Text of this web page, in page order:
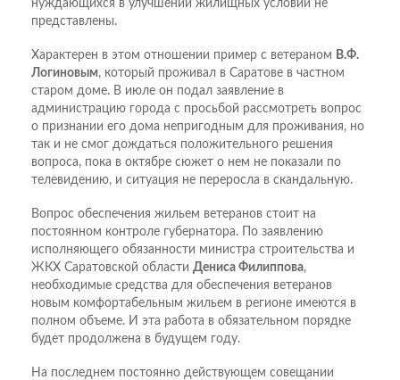
нуждающихся в улучшении жилищных условий не
представлены.
Характерен в этом отношении пример с ветераном В.Ф.
Логиновым, который проживал в Саратове в частном
старом доме. В июле он подал заявление в
администрацию города с просьбой рассмотреть вопрос
о признании его дома непригодным для проживания, но
так и не смог дождаться положительного решения
вопроса, пока в октябре сюжет о нем не показали по
телевидению, и ситуация не переросла в скандальную.
Вопрос обеспечения жильем ветеранов стоит на
постоянном контроле губернатора. По заявлению
исполняющего обязанности министра строительства и
ЖКХ Саратовской области Дениса Филиппова,
необходимые средства для обеспечения ветеранов
новым комфортабельным жильем в регионе имеются в
полном объеме. И эта работа в обязательном порядке
будет продолжена в будущем году.
На последнем постоянно действующем совещании